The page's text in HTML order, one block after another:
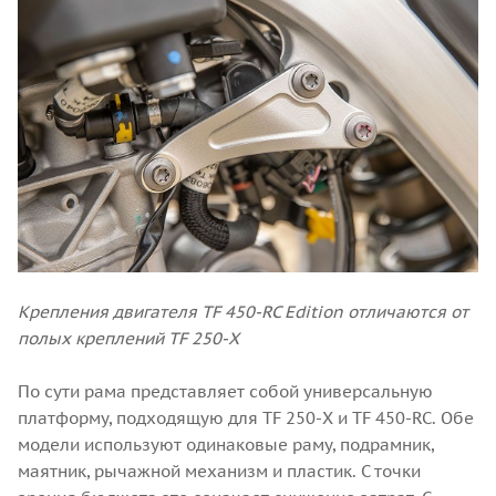
Крепления двигателя TF 450-RC Edition отличаются от
полых креплений TF 250-X
По сути рама представляет собой универсальную
платформу, подходящую для TF 250-X и TF 450-RC. Обе
модели используют одинаковые раму, подрамник,
маятник, рычажной механизм и пластик. С точки